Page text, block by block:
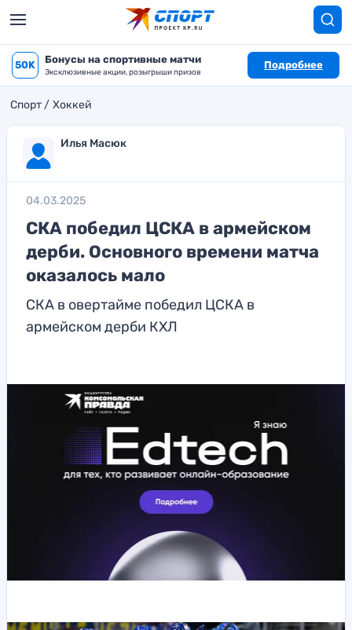
50K Бонусы на спортивные матчи
Эксклюзивные акции, розыгрыши призов
Подробнее
Спорт Хоккей
Илья Масюк
04.03.2025
СКА победил ЦСКА в армейском
дерби. Основного времени матча
оказалось мало
СКА в овертайме победил ЦСКА в
армейском дерби КХЛ